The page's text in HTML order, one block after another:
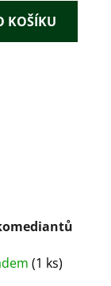
KOŠÍKU
(1 ks)